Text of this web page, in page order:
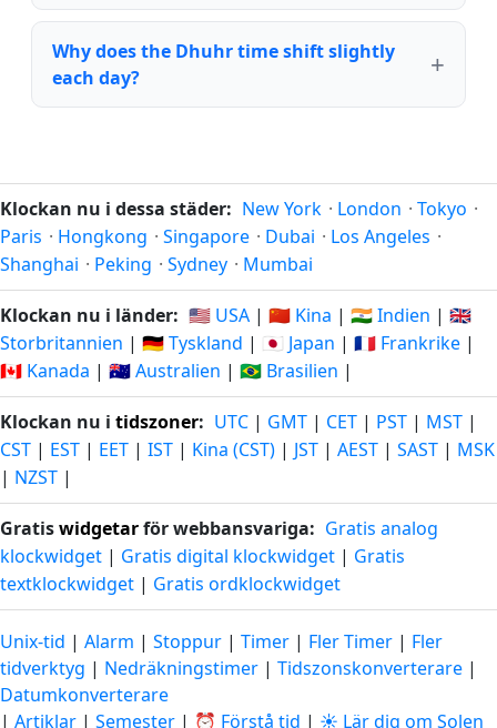
Why does the Dhuhr time shift slightly
each day?
Klockan nu i dessa städer: New York · London · Tokyo ·
Paris · Hongkong · Singapore · Dubai · Los Angeles ·
Shanghai · Peking · Sydney · Mumbai
Klockan nu i länder: 🇺🇸 USA | 🇨🇳 Kina | 🇮🇳 Indien | 🇬🇧
Storbritannien | 🇩🇪 Tyskland | 🇯🇵 Japan | 🇫🇷 Frankrike |
🇨🇦 Kanada | 🇦🇺 Australien | 🇧🇷 Brasilien |
Klockan nu i tidszoner: UTC | GMT | CET | PST | MST |
CST | EST | EET | IST | Kina (CST) | JST | AEST | SAST | MSK
| NZST |
Gratiswidgetarför webbansvariga: Gratis analog
klockwidget | Gratis digital klockwidget | Gratis
textklockwidget | Gratis ordklockwidget
Unix-tid | Alarm | Stoppur | Timer | Fler Timer | Fler
tidverktyg | Nedräkningstimer | Tidszonskonverterare |
Datumkonverterare
| Artiklar | Semester | ⏰ Förstå tid | ☀️ Lär dig om Solen